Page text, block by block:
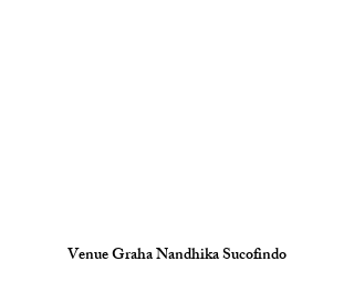
Venue Graha Nandhika Sucofindo